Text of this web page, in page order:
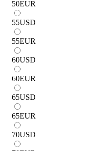
50EUR
55USD
55EUR
60USD
60EUR
65USD
65EUR
70USD